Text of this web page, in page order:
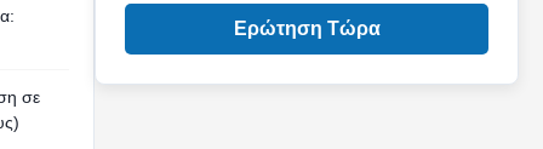
σε
Ερώτηση Τώρα